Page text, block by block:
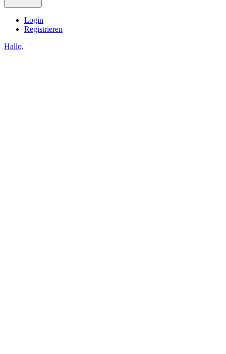
Login
Registrieren
Hallo,